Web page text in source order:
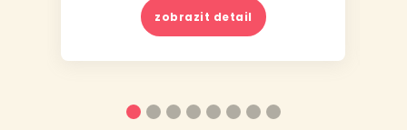
zobrazit detail